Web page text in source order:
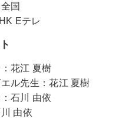
国
Eテレ
花江 夏樹
ル先生：花江 夏樹
石川 由依
由依